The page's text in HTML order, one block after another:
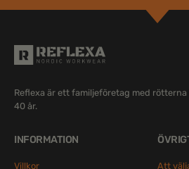
Reflexa är ett familjeföretag med
40 år.
INFORMATION
Villkor
Att